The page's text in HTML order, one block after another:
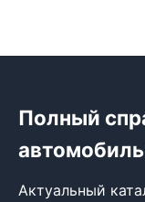
Полный
Актуальный